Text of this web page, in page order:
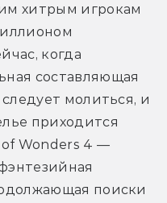
хитрым игрокам
когда
составляющая
молиться, и
приходится
of Wonders 4 —
поиски